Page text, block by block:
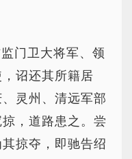
门卫大将军、领
诏还其所籍居
灵州、清远军部
，道路患之。尝
掠夺，即驰告绍